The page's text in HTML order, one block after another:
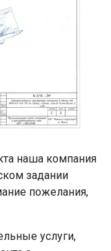
наша компания
задании
пожелания,
услуги,